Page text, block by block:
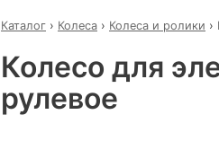
Каталог › Колеса › Колеса и ролики ›
Колесо для
рулевое